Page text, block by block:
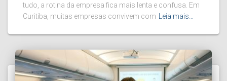
tudo, a rotina da empresa fica mais lenta e confusa. Em
Curitiba, muitas empresas convivem com
Leia mais…